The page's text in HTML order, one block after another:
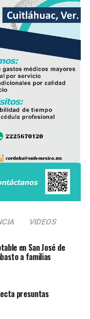
deberá ir
padres de familia,
a fin de que la
y contribuya a
el bienestar integral
VIDEOS
en San José de
a familias
presuntas